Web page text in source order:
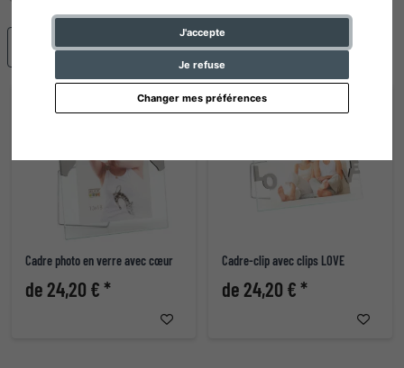
J'accepte
Je refuse
Changer mes préférences
populaire
Cadre photo en verre avec cœur
de 24,20 € *
Cadre-clip avec clips LOVE
de 24,20 € *